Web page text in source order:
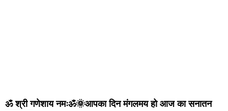
ॐ श्री गणेशाय नमःॐ🌞आपका दिन मंगलमय हो आज का सनातन